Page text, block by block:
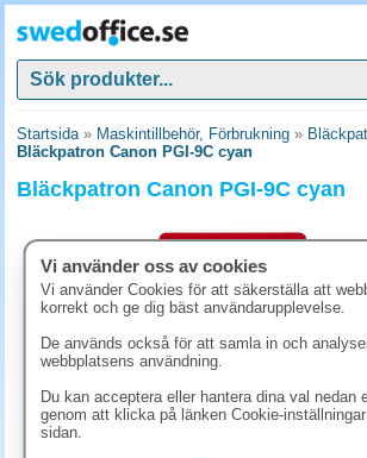
Startsida» Maskintillbehör, Förbrukning »
Bläckpatron Canon PGI-9C cyan
Bläckpatron Canon PGI-9C cyan
Vi använder oss av cookies
Vi använder Cookies för att säkerställa att
korrekt och ge dig bäst användarupplevelse.
De används också för att samla in och
webbplatsens användning.
Du kan acceptera eller hantera dina val nedan
genom att klicka på länken Cookie-
sidan.